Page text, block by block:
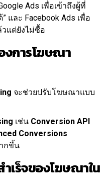
Ads เพื่อเข้าถึงผู้ที่
และ Facebook Ads เพื่อ
แต่ยังไม่ซื้อ
งการโฆษณา
จะช่วยปรับโฆษณาแบบ
เช่น Conversion API
Conversions
กขึ้น
เร็จของโฆษณาใน